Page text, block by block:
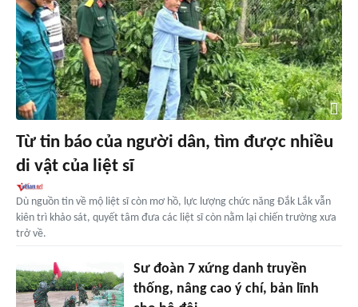
Từ tin báo của người dân, tìm được nhiều
di vật của liệt sĩ
Dù nguồn tin về mộ liệt sĩ còn mơ hồ, lực lượng chức năng Đắk Lắk vẫn
kiên trì khảo sát, quyết tâm đưa các liệt sĩ còn nằm lại chiến trường xưa
trở về.
Sư đoàn 7 xứng danh truyền
thống, nâng cao ý chí, bản lĩnh